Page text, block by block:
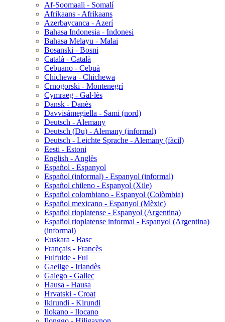
Af-Soomaali - Somalí
Afrikaans - Afrikaans
Azerbaycanca - Azerí
Bahasa Indonesia - Indonesi
Bahasa Melayu - Malai
Bosanski - Bosni
Català - Català
Cebuano - Cebuà
Chichewa - Chichewa
Crnogorski - Montenegrí
Cymraeg - Gal·lès
Dansk - Danès
Davvisámegiella - Sami (nord)
Deutsch - Alemany
Deutsch (Du) - Alemany (informal)
Deutsch - Leichte Sprache - Alemany (fàcil)
Eesti - Estoni
English - Anglès
Español - Espanyol
Español (informal) - Espanyol (informal)
Español chileno - Espanyol (Xile)
Español colombiano - Espanyol (Colòmbia)
Español mexicano - Espanyol (Mèxic)
Español rioplatense - Espanyol (Argentina)
Español rioplatense informal - Espanyol (Argentina)
(informal)
Euskara - Basc
Français - Francès
Fulfulde - Ful
Gaeilge - Irlandès
Galego - Gallec
Hausa - Hausa
Hrvatski - Croat
Ikirundi - Kirundi
Ilokano - Ilocano